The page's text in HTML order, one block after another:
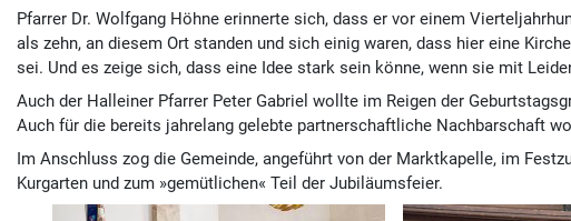
Pfarrer Dr. Wolfgang Höhne erinnerte sich, dass er vor einem
als zehn, an diesem Ort standen und sich einig waren, dass hier eine
sei. Und es zeige sich, dass eine Idee stark sein könne, wenn sie mit
Auch der Halleiner Pfarrer Peter Gabriel wollte im Reigen der
Auch für die bereits jahrelang gelebte partnerschaftliche Nachbarschaft
Im Anschluss zog die Gemeinde, angeführt von der Marktkapelle, im
Kurgarten und zum »gemütlichen« Teil der Jubiläumsfeier.